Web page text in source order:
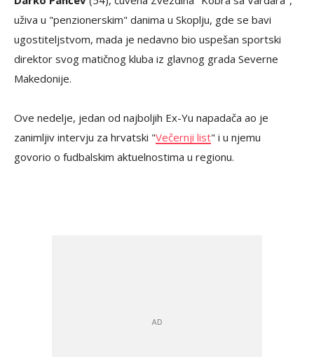
uživa u "penzionerskim" danima u Skoplju, gde se bavi
ugostiteljstvom, mada je nedavno bio uspešan sportski
direktor svog matičnog kluba iz glavnog grada Severne
Makedonije.
Ove nedelje, jedan od najboljih Ex-Yu napadača ao je
zanimljiv intervju za hrvatski "Večernji list" i u njemu
govorio o fudbalskim aktuelnostima u regionu.